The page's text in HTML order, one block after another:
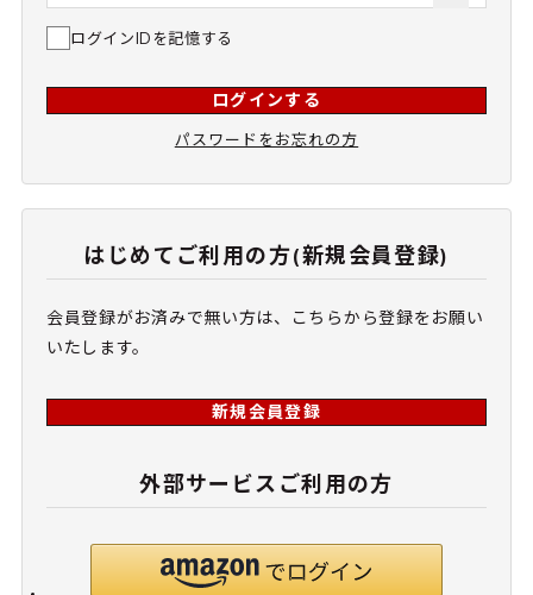
ログインIDを記憶する
ログインする
パスワードをお忘れの方
はじめてご利用の方(新規会員登録)
会員登録がお済みで無い方は、こちらから登録をお願い
いたします。
新規会員登録
外部サービスご利用の方